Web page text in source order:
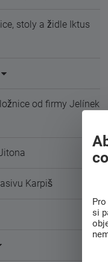
stoly a židle Iktus
od firmy Jelínek
Karpiš
si